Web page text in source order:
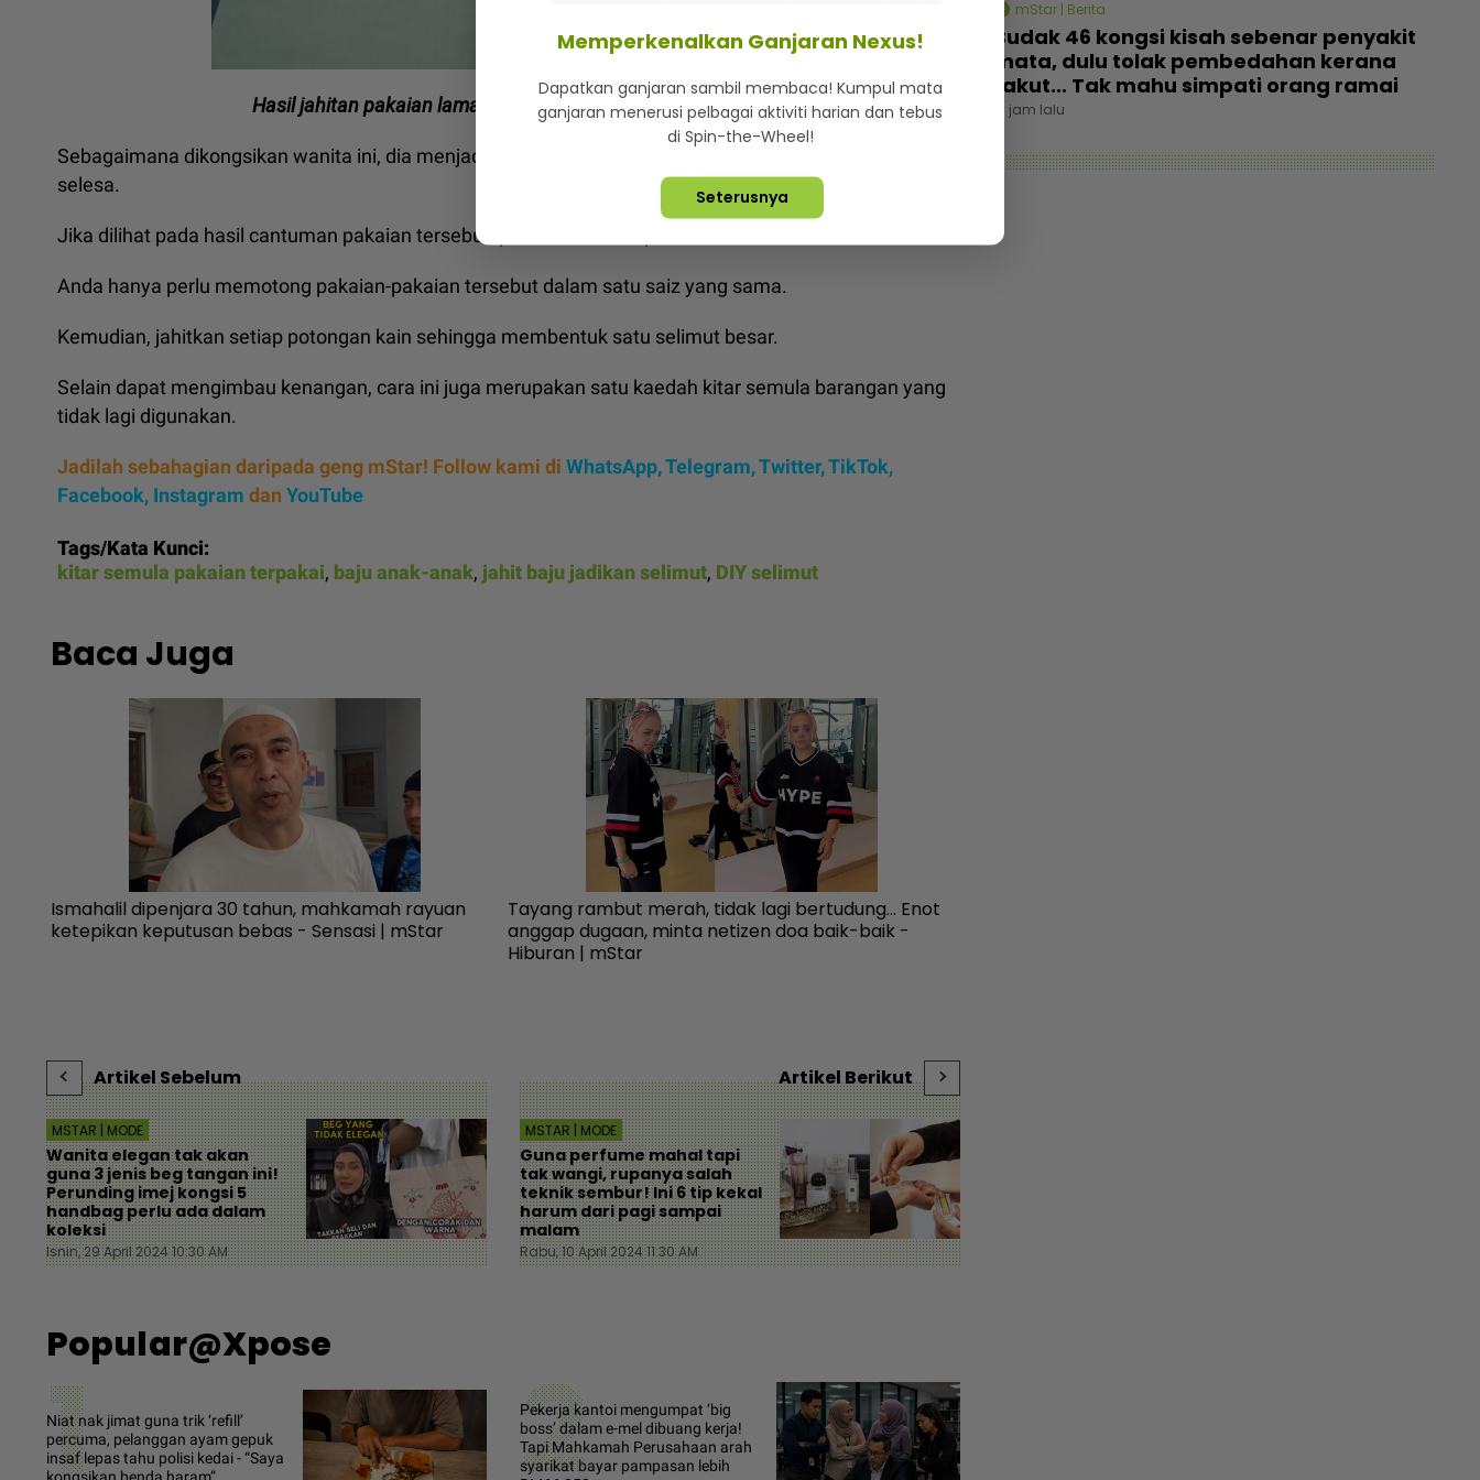
Hasil jahitan pakaian lama yang dijadikan selimut oleh Ain.
Sebagaimana dikongsikan wanita ini, dia menjadikan setiap pakaian tersebut sebagai selimut yang
selesa.
Jika dilihat pada hasil cantuman pakaian tersebut, pembuatan nampak mudah.
Anda hanya perlu memotong pakaian-pakaian tersebut dalam satu saiz yang sama.
Kemudian, jahitkan setiap potongan kain sehingga membentuk satu selimut besar.
Selain dapat mengimbau kenangan, cara ini juga merupakan satu kaedah kitar semula barangan yang
tidak lagi digunakan.
Jadilah sebahagian daripada geng mStar! Follow kami di WhatsApp,Telegram,Twitter,TikTok,
Facebook, Instagram dan YouTube
Tags/Kata Kunci:
kitar semula pakaian terpakai, baju anak-anak, jahit baju jadikan selimut, DIY selimut
Baca Juga
Ismahalil dipenjara 30 tahun, mahkamah rayuan
ketepikan keputusan bebas - Sensasi | mStar
Tayang rambut merah, tidak lagi bertudung... Enot
anggap dugaan, minta netizen doa baik-baik -
Hiburan | mStar
Artikel Sebelum
MSTAR | MODE
Wanita elegan tak akan
guna 3 jenis beg tangan ini!
Perunding imej kongsi 5
handbag perlu ada dalam
koleksi
Isnin, 29 April 2024 10:30 AM
Artikel Berikut
MSTAR | MODE
Guna perfume mahal tapi
tak wangi, rupanya salah
teknik sembur! Ini 6 tip kekal
harum dari pagi sampai
malam
Rabu, 10 April 2024 11:30 AM
Popular@Xpose
1
Niat nak jimat guna trik ‘refill’
percuma, pelanggan ayam gepuk
insaf lepas tahu polisi kedai - “Saya
kongsikan benda haram”
2
Pekerja kantoi mengumpat ‘big
boss’ dalam e-mel dibuang kerja!
Tapi Mahkamah Perusahaan arah
syarikat bayar pampasan lebih
mStar | Berita
Budak 46 kongsi kisah sebenar penyakit
mata, dulu tolak pembedahan kerana
takut... Tak mahu simpati orang ramai
13 jam lalu
Memperkenalkan Ganjaran Nexus!
Dapatkan ganjaran sambil membaca! Kumpul mata
ganjaran menerusi pelbagai aktiviti harian dan tebus
di Spin-the-Wheel!
Seterusnya